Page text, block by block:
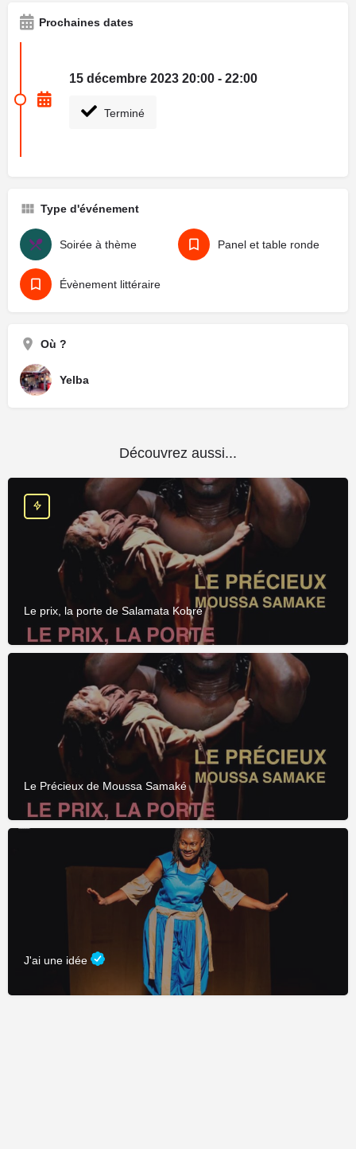
Prochaines dates
15 décembre 2023 20:00 - 22:00
Terminé
Type d'événement
Soirée à thème Panel et table ronde
Évènement littéraire
Où ?
Yelba
Découvrez aussi...
Le prix, la porte de Salamata Kobré
Le Précieux de Moussa Samaké
J'ai une idée